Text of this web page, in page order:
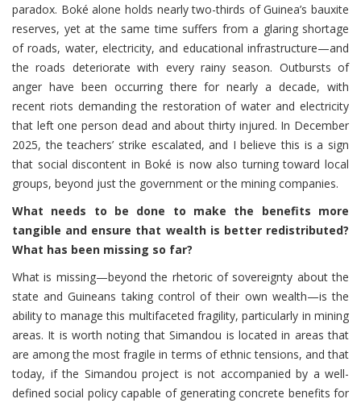
paradox. Boké alone holds nearly two-thirds of Guinea’s bauxite
reserves, yet at the same time suffers from a glaring shortage
of roads, water, electricity, and educational infrastructure—and
the roads deteriorate with every rainy season. Outbursts of
anger have been occurring there for nearly a decade, with
recent riots demanding the restoration of water and electricity
that left one person dead and about thirty injured. In December
2025, the teachers’ strike escalated, and I believe this is a sign
that social discontent in Boké is now also turning toward local
groups, beyond just the government or the mining companies.
What needs to be done to make the benefits more
tangible and ensure that wealth is better redistributed?
What has been missing so far?
What is missing—beyond the rhetoric of sovereignty about the
state and Guineans taking control of their own wealth—is the
ability to manage this multifaceted fragility, particularly in mining
areas. It is worth noting that Simandou is located in areas that
are among the most fragile in terms of ethnic tensions, and that
today, if the Simandou project is not accompanied by a well-
defined social policy capable of generating concrete benefits for